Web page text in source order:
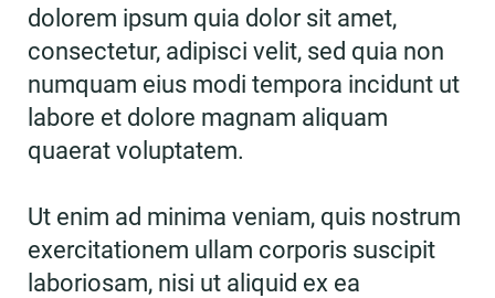
dolorem ipsum quia dolor sit amet,
consectetur, adipisci velit, sed quia non
numquam eius modi tempora incidunt ut
labore et dolore magnam aliquam
quaerat voluptatem.
Ut enim ad minima veniam, quis nostrum
exercitationem ullam corporis suscipit
laboriosam, nisi ut aliquid ex ea